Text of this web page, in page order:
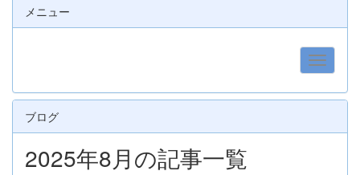
メニュー
ブログ
2025年8月の記事一覧